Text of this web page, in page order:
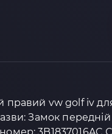
правий vw golf iv
Замок